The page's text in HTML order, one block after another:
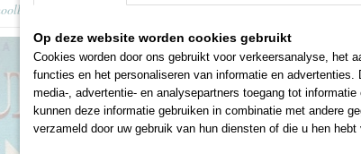
Natuur en leven - Zwerftochten 3
Natuur en leven
€ 2,00
✓Op voorraad
Op deze website worden cookies gebruikt
Cookies worden door ons gebruikt voor verkeersanalyse, het
functies en het personaliseren van informatie en advertenties.
media-, advertentie- en analysepartners toegang tot
kunnen deze informatie gebruiken in combinatie met andere
verzameld door uw gebruik van hun diensten of die u hen hebt